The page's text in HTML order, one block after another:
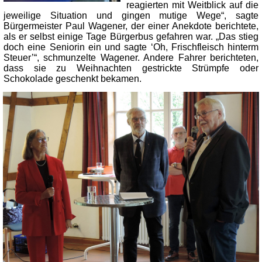
reagierten mit Weitblick auf die
jeweilige Situation und gingen mutige Wege“, sagte
Bürgermeister Paul Wagener, der einer Anekdote berichtete,
als er selbst einige Tage Bürgerbus gefahren war. „Das stieg
doch eine Seniorin ein und sagte ‘Oh, Frischfleisch hinterm
Steuer’“, schmunzelte Wagener. Andere Fahrer berichteten,
dass sie zu Weihnachten gestrickte Strümpfe oder
Schokolade geschenkt bekamen.